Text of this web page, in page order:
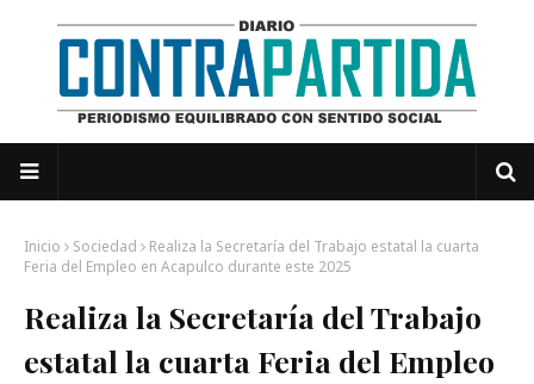
Inicio Sociedad
Realiza la Secretaría del Trabajo estatal la cuarta
Feria del Empleo en Acapulco durante este 2025
Realiza la Secretaría del Trabajo
estatal la cuarta Feria del Empleo